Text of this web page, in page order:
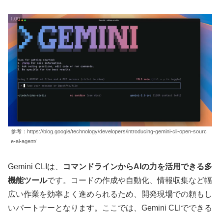
参考：https://blog.google/technology/developers/introducing-gemini-cli-open-sourc
e-ai-agent/
Gemini CLIは、
コマンドラインからAIの力を活用できる多
機能ツールです。コードの作成や自動化、情報収集など幅
広い作業を効率よく進められるため、開発現場での頼もし
いパートナーとなります。ここでは、Gemini CLIでできる